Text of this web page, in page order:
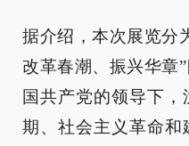
据介绍，本次展览分
改革春潮、振兴华章
国共产党的领导下
期、社会主义革命和